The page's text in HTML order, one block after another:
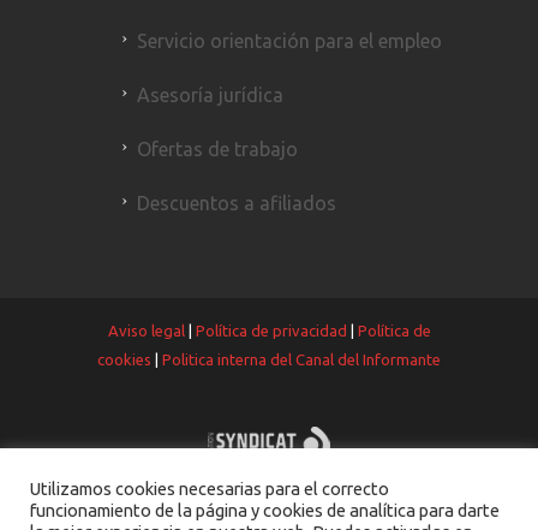
Servicio orientación para el empleo
Asesoría jurídica
Ofertas de trabajo
Descuentos a afiliados
Aviso legal| Política de privacidad
Política de
cookies
Politica interna del Canal del Informante
Utilizamos cookies necesarias para el correcto
funcionamiento de la página y cookies de analítica para darte